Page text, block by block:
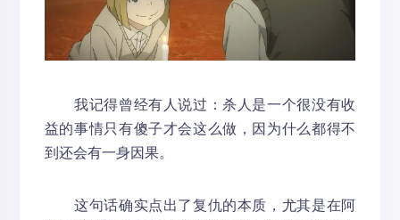
我记得曾经有人说过：杀人是一个很没有收
益的事情只有傻子才会这么做，因为什么都得不
到还会有一身因果。
这句话确实点出了复仇的本质，尤其是在阿